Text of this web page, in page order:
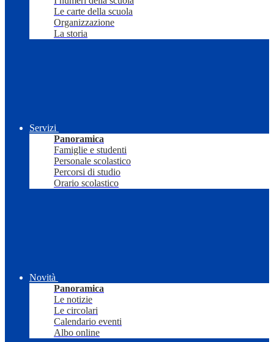
Le carte della scuola
Organizzazione
La storia
Servizi
Panoramica
Famiglie e studenti
Personale scolastico
Percorsi di studio
Orario scolastico
Novità
Panoramica
Le notizie
Le circolari
Calendario eventi
Albo online